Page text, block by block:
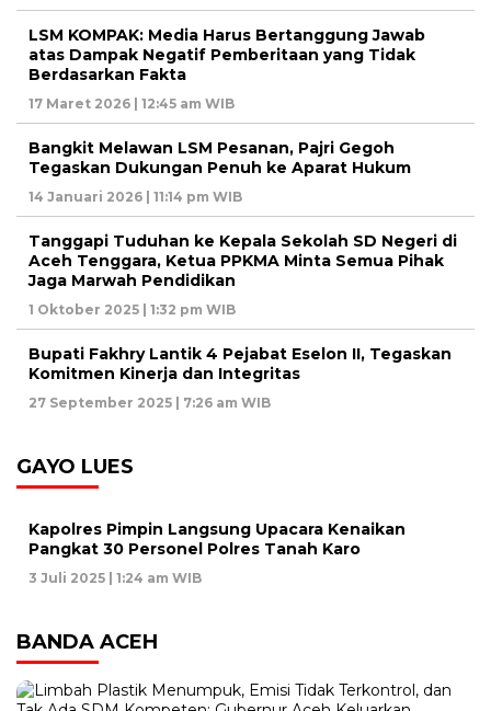
LSM KOMPAK: Media Harus Bertanggung Jawab
atas Dampak Negatif Pemberitaan yang Tidak
Berdasarkan Fakta
17 Maret 2026 | 12:45 am WIB
Bangkit Melawan LSM Pesanan, Pajri Gegoh
Tegaskan Dukungan Penuh ke Aparat Hukum
14 Januari 2026 | 11:14 pm WIB
Tanggapi Tuduhan ke Kepala Sekolah SD Negeri di
Aceh Tenggara, Ketua PPKMA Minta Semua Pihak
Jaga Marwah Pendidikan
1 Oktober 2025 | 1:32 pm WIB
Bupati Fakhry Lantik 4 Pejabat Eselon II, Tegaskan
Komitmen Kinerja dan Integritas
27 September 2025 | 7:26 am WIB
GAYO LUES
Kapolres Pimpin Langsung Upacara Kenaikan
Pangkat 30 Personel Polres Tanah Karo
3 Juli 2025 | 1:24 am WIB
BANDA ACEH